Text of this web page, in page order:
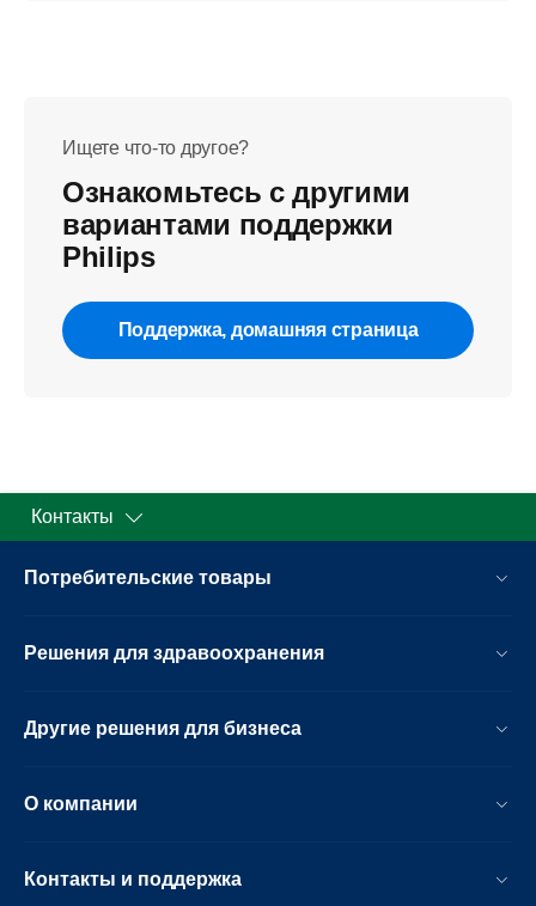
Ищете что-то другое?
Ознакомьтесь с другими
вариантами поддержки
Philips
Поддержка, домашняя страница
Контакты
Потребительские товары
Решения для здравоохранения
Другие решения для бизнеса
О компании
Контакты и поддержка